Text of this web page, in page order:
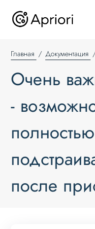
Главная Документация
Очень
-
после